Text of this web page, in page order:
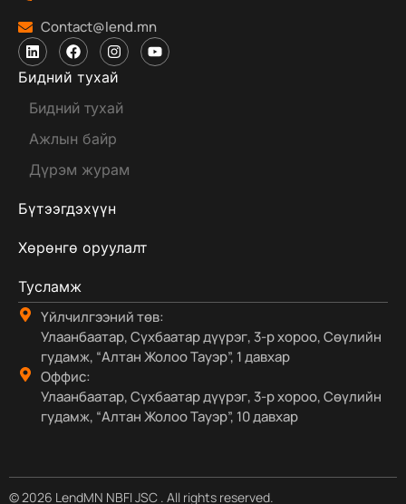
Contact@lend.mn
Бидний тухай
Бүтээгдэхүүн
Хөрөнгө оруулалт
Тусламж
Бидний тухай
Ажлын байр
Дүрэм журам
Үйлчилгээний төв:
Улаанбаатар, Сүхбаатар дүүрэг, 3-р хороо, Сөүлийн
гудамж, “Алтан Жолоо Тауэр”, 1 давхар
Оффис:
Улаанбаатар, Сүхбаатар дүүрэг, 3-р хороо, Сөүлийн
гудамж, “Алтан Жолоо Тауэр”, 10 давхар
© 2026 LendMN NBFI JSC . All rights reserved.